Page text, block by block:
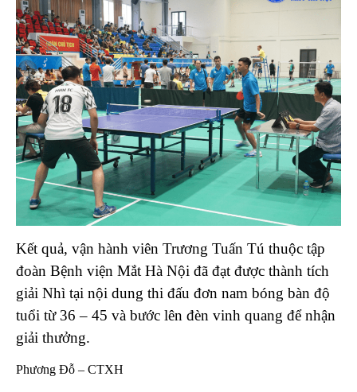
Kết quả, vận hành viên Trương Tuấn Tú thuộc tập
đoàn Bệnh viện Mắt Hà Nội đã đạt được thành tích
giải Nhì tại nội dung thi đấu đơn nam bóng bàn độ
tuổi từ 36 – 45 và bước lên đèn vinh quang để nhận
giải thưởng.
Phương Đỗ – CTXH